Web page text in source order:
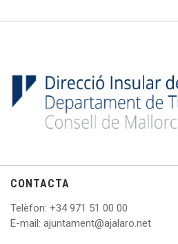
CONTACTA
Telèfon: +34 971 51 00 00
E-mail: ajuntament@ajalaro.net